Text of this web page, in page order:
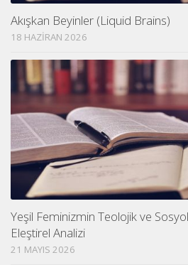
Akışkan Beyinler (Liquid Brains)
18 HAZIRAN 2026
Yeşil Feminizmin Teolojik ve
Eleştirel Analizi
21 MAYIS 2026